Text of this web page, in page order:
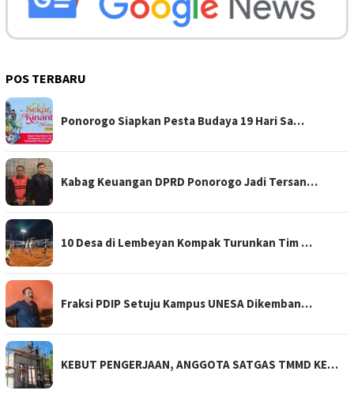
POS TERBARU
Ponorogo Siapkan Pesta Budaya 19 Hari Sa…
Kabag Keuangan DPRD Ponorogo Jadi Tersan…
10 Desa di Lembeyan Kompak Turunkan Tim …
Fraksi PDIP Setuju Kampus UNESA Dikemban…
KEBUT PENGERJAAN, ANGGOTA SATGAS TMMD KE…